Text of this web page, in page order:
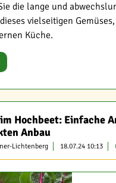
die lange und
vielseitigen
Küche.
Hochbeet: Einfache
Anbau
Lichtenberg 18.07.24 10:13